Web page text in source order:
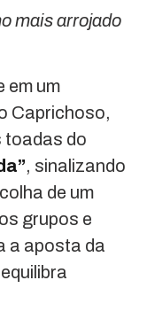
mais arrojado
em um
Caprichoso,
toadas do
, sinalizando
de um
grupos e
a aposta da